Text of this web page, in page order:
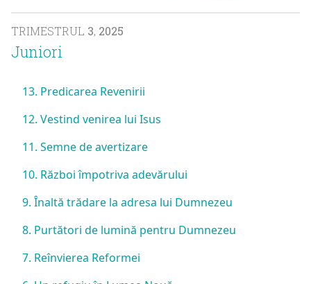
TRIMESTRUL 3, 2025
Juniori
13. Predicarea Revenirii
12. Vestind venirea lui Isus
11. Semne de avertizare
10. Război împotriva adevărului
9. Înaltă trădare la adresa lui Dumnezeu
8. Purtători de lumină pentru Dumnezeu
7. Reînvierea Reformei